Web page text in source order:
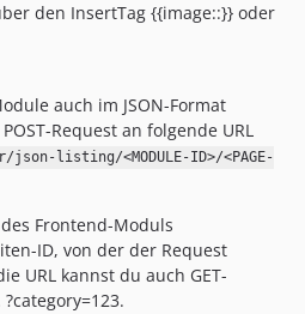
den InsertTag {{image::}} oder
auch im JSON-Format
Request an folgende URL
json-listing/<MODULE-ID>/<PAGE-
Frontend-Moduls
ID, von der der Request
URL kannst du auch GET-